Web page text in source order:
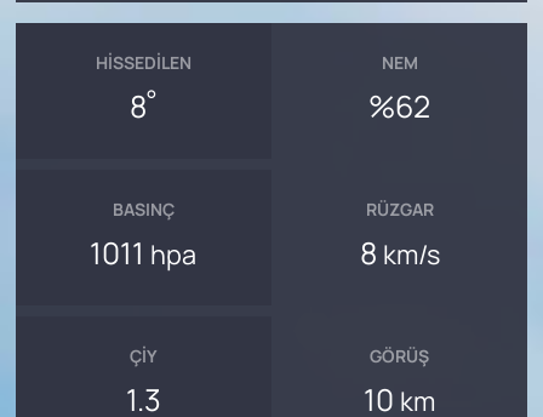
HISSEDILEN
8°
NEM
%62
BASINÇ
1011 hpa
RÜZGAR
8 km/s
ÇIY
1.3
GÖRÜŞ
10 km